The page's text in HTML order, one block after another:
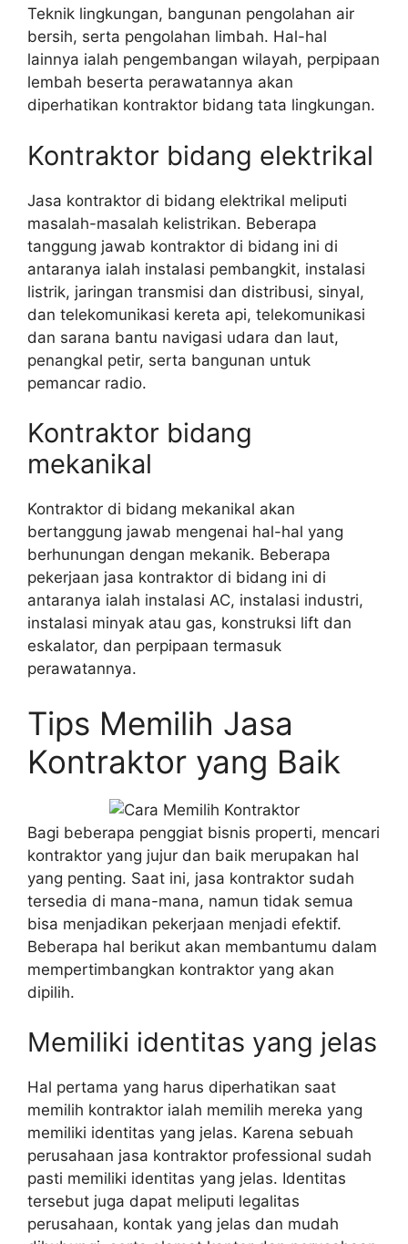
Teknik lingkungan, bangunan pengolahan air
bersih, serta pengolahan limbah. Hal-hal
lainnya ialah pengembangan wilayah, perpipaan
lembah beserta perawatannya akan
diperhatikan kontraktor bidang tata lingkungan.
Kontraktor bidang elektrikal
Jasa kontraktor di bidang elektrikal meliputi
masalah-masalah kelistrikan. Beberapa
tanggung jawab kontraktor di bidang ini di
antaranya ialah instalasi pembangkit, instalasi
listrik, jaringan transmisi dan distribusi, sinyal,
dan telekomunikasi kereta api, telekomunikasi
dan sarana bantu navigasi udara dan laut,
penangkal petir, serta bangunan untuk
pemancar radio.
Kontraktor bidang
mekanikal
Kontraktor di bidang mekanikal akan
bertanggung jawab mengenai hal-hal yang
berhunungan dengan mekanik. Beberapa
pekerjaan jasa kontraktor di bidang ini di
antaranya ialah instalasi AC, instalasi industri,
instalasi minyak atau gas, konstruksi lift dan
eskalator, dan perpipaan termasuk
perawatannya.
Tips Memilih Jasa
Kontraktor yang Baik
Bagi beberapa penggiat bisnis properti, mencari
kontraktor yang jujur dan baik merupakan hal
yang penting. Saat ini, jasa kontraktor sudah
tersedia di mana-mana, namun tidak semua
bisa menjadikan pekerjaan menjadi efektif.
Beberapa hal berikut akan membantumu dalam
mempertimbangkan kontraktor yang akan
dipilih.
Memiliki identitas yang jelas
Hal pertama yang harus diperhatikan saat
memilih kontraktor ialah memilih mereka yang
memiliki identitas yang jelas. Karena sebuah
perusahaan jasa kontraktor professional sudah
pasti memiliki identitas yang jelas. Identitas
tersebut juga dapat meliputi legalitas
perusahaan, kontak yang jelas dan mudah